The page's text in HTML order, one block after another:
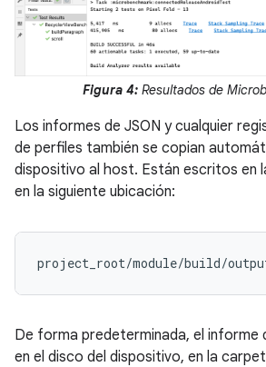
Figura 4:Resultados de
Los informes de JSON y cualquier
de perfiles también se copian
dispositivo al host. Están escritos en
en la siguiente ubicación:
De forma predeterminada, el informe
en el disco del dispositivo, en la